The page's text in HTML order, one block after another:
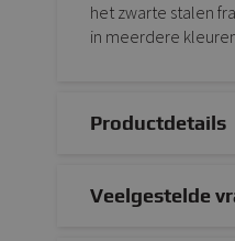
het zwarte stalen
in meerdere
Productdetails
Veelgestelde